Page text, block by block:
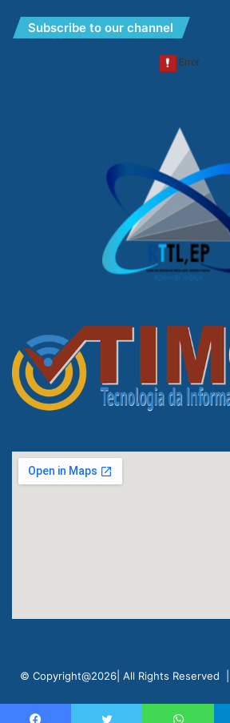
Subscribe to our channel
© Copyright@2026| All Rights Reserved |